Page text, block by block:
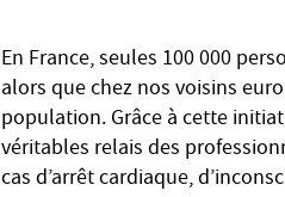
En France, seules 100 000
alors que chez nos voisins
population. Grâce à cette
véritables relais des
cas d’arrêt cardiaque,